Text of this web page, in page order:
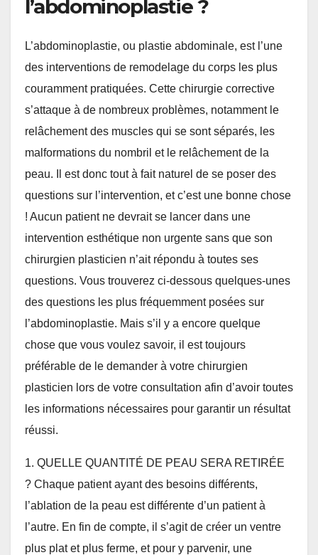
l’abdominoplastie ?
L’abdominoplastie, ou plastie abdominale, est l’une
des interventions de remodelage du corps les plus
couramment pratiquées. Cette chirurgie corrective
s’attaque à de nombreux problèmes, notamment le
relâchement des muscles qui se sont séparés, les
malformations du nombril et le relâchement de la
peau. Il est donc tout à fait naturel de se poser des
questions sur l’intervention, et c’est une bonne chose
! Aucun patient ne devrait se lancer dans une
intervention esthétique non urgente sans que son
chirurgien plasticien n’ait répondu à toutes ses
questions. Vous trouverez ci-dessous quelques-unes
des questions les plus fréquemment posées sur
l’abdominoplastie. Mais s’il y a encore quelque
chose que vous voulez savoir, il est toujours
préférable de le demander à votre chirurgien
plasticien lors de votre consultation afin d’avoir toutes
les informations nécessaires pour garantir un résultat
réussi.
1. QUELLE QUANTITÉ DE PEAU SERA RETIRÉE
? Chaque patient ayant des besoins différents,
l’ablation de la peau est différente d’un patient à
l’autre. En fin de compte, il s’agit de créer un ventre
plus plat et plus ferme, et pour y parvenir, une